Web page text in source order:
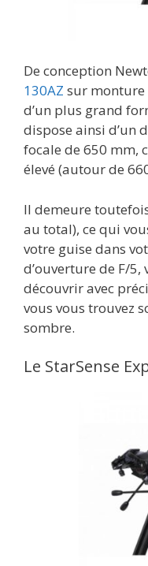
De conception
130AZ sur
d’un plus grand
dispose ainsi d’un
focale de 650 mm,
élevé (autour de
Il demeure
au total), ce qui
votre guise dans
d’ouverture de F/
découvrir avec
vous vous trouvez
sombre.
Le StarSense